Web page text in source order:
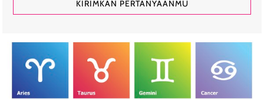
KIRIMKAN PERTANYAANMU